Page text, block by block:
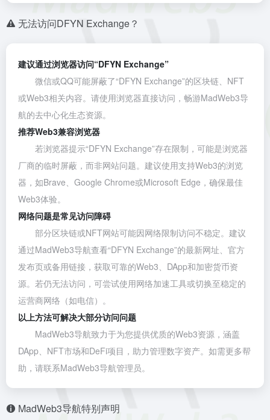
无法访问DFYN Exchange？
建议通过浏览器访问“DFYN Exchange”
微信或QQ可能屏蔽了“DFYN Exchange”的区块链、NFT
或Web3相关内容。请使用浏览器直接访问，畅游MadWeb3导
航的去中心化生态资源。
推荐Web3兼容浏览器
若浏览器提示“DFYN Exchange”存在限制，可能是浏览器
厂商的临时屏蔽，而非网站问题。建议使用支持Web3的浏览
器，如Brave Google Chrome或Microsoft Edge ，确保最佳
Web3体验。
网络问题是常见访问障碍
部分区块链或NFT网站可能因网络限制访问不稳定。建议
通过MadWeb3导航查看“DFYN Exchange”的最新网址、官方
发布页或备用链接，获取可靠的Web3、DApp和加密货币资
源。若仍无法访问，可尝试使用网络加速工具或切换至稳定的
运营商网络（如电信）。
以上方法可解决大部分访问问题
MadWeb3导航致力于为您提供优质的Web3资源，涵盖
DApp、NFT市场和DeFi项目，助力管理数字资产。如需更多帮
助，请联系MadWeb3导航管理员。
MadWeb3导航特别声明